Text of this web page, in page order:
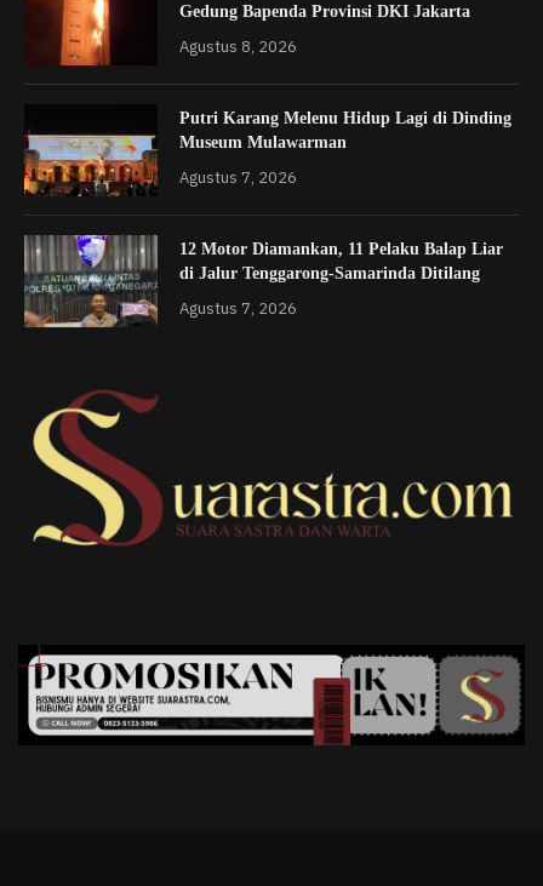
Gedung Bapenda Provinsi DKI Jakarta
Agustus 8, 2026
Putri Karang Melenu Hidup Lagi di Dinding
Museum Mulawarman
Agustus 7, 2026
12 Motor Diamankan, 11 Pelaku Balap Liar
di Jalur Tenggarong-Samarinda Ditilang
Agustus 7, 2026